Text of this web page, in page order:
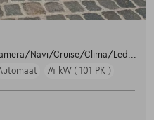
Navi/Cruise/Clima/Led...
74 kW ( 101 PK )